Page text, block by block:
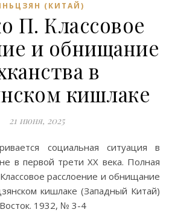
(КИТАЙ)
П. Классовое
и обнищание
в
кишлаке
21 июня, 2025
в первой трети XX века. Полная
расслоение и обнищание
кишлаке (Западный Китай)
1932, № 3-4